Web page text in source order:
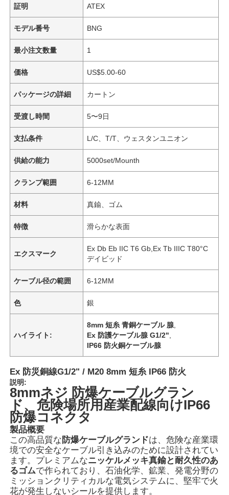
証明 ATEX
モデル番号 BNG
最小注文数量 1
価格 US$5.00-60
パッケージの詳細 カートン
受渡し時間 5〜9日
支払条件 L/C、T/T、ウェスタンユニオン
供給の能力 5000set/Mounth
クランプ範囲 6-12MM
材料 真鍮、ゴム
特徴 滑らかな表面
エクスマーク
Ex Db Eb IIC T6 Gb,Ex Tb IIIC T80°C
デイビッド
ケーブル径の範囲 6-12MM
色 銀
ハイライト:
8mm 短糸 青銅ケーブル 腺
Ex 防護ケーブル腺 G1/2"
IP66 防火銅ケーブル腺
Ex 防災銅線G1/2" / M20 8mm 短糸 IP66 防火
説明:
8mmネジ 防爆ケーブルグラン
ド、危険場所用産業配線向けIP66
防爆コネクタ
製品概要
この高品質な 防爆ケーブルグランドは、危険な産業環
境での安全なケーブル引き込みのために設計されてい
ます。 プレミアムなニッケルメッキ真鍮と耐久性のあ
るゴムで作られており、石油化学、鉱業、発電分野の
ミッションクリティカルな電気システムに、堅牢で火
花が発生しないシールを提供します。